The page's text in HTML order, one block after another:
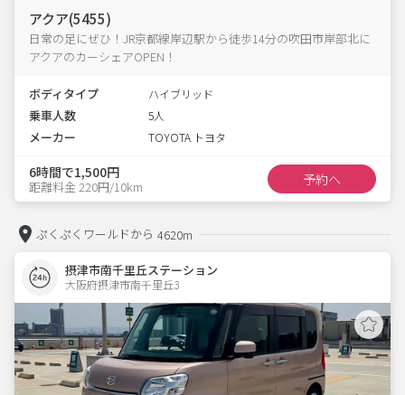
アクア(5455)
日常の足にぜひ！JR京都線岸辺駅から徒歩14分の吹田市岸部北に
アクアのカーシェアOPEN！
ボディタイプ ハイブリッド
乗車人数 5人
メーカー TOYOTA トヨタ
6時間で1,500円
距離料金 220円/10km 予約へ
ぷくぷくワールドから 4620m
摂津市南千里丘ステーション
大阪府摂津市南千里丘3